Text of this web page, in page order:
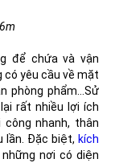
để chứa và vận
có yêu cầu về mặt
phòng phẩm...Sử
rất nhiều lợi ích
nhanh, thân
lần. Đặc biệt, kích
nơi có diện